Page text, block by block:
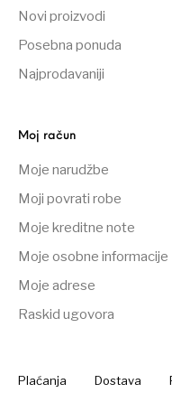
Novi proizvodi
Posebna ponuda
Najprodavaniji
Moj račun
Moje narudžbe
Moji povrati robe
Moje kreditne note
Moje osobne informacije
Moje adrese
Raskid ugovora
Plaćanja Dostava